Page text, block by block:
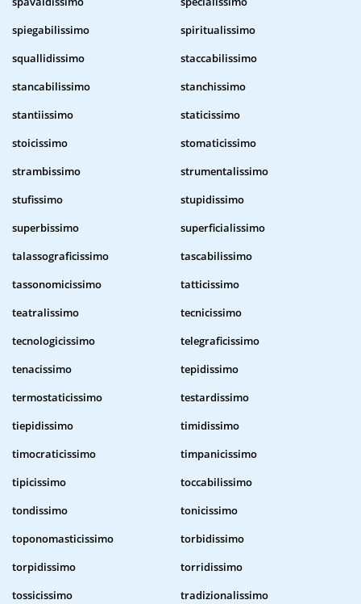
spiegabilissimo
spiritualissimo
squallidissimo
staccabilissimo
stancabilissimo
stanchissimo
stantiissimo
staticissimo
stoicissimo
stomaticissimo
strambissimo
strumentalissimo
stufissimo
stupidissimo
superbissimo
superficialissimo
talassograficissimo
tascabilissimo
tassonomicissimo
tatticissimo
teatralissimo
tecnicissimo
tecnologicissimo
telegraficissimo
tenacissimo
tepidissimo
termostaticissimo
testardissimo
tiepidissimo
timidissimo
timocraticissimo
timpanicissimo
tipicissimo
toccabilissimo
tondissimo
tonicissimo
toponomasticissimo
torbidissimo
torpidissimo
torridissimo
tossicissimo
tradizionalissimo